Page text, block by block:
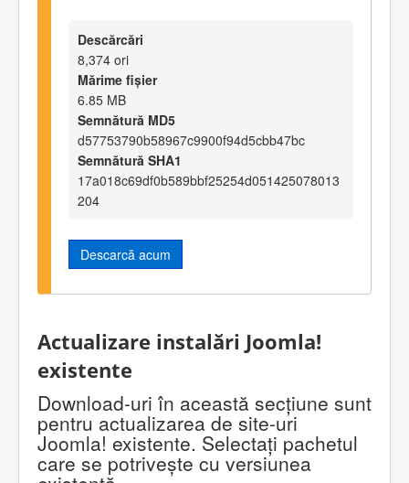
Descărcări
8,374 ori
Mărime fișier
6.85 MB
Semnătură MD5
d57753790b58967c9900f94d5cbb47bc
Semnătură SHA1
17a018c69df0b589bbf25254d051425078013
204
Descarcă acum
Actualizare instalări Joomla!
existente
Download-uri în această secţiune sunt
pentru actualizarea de site-uri
Joomla! existente. Selectaţi pachetul
care se potriveşte cu versiunea